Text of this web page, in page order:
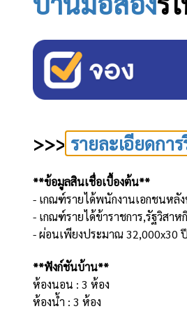
>>> รายละเอียดกา
**ข้อมูลสินเชื่อเบื้องต้น**
- เกณฑ์รายได้พนักงานเอกชนหลั
- เกณฑ์รายได้ข้าราชการ,รัฐวิสา
- ผ่อนเพียงประมาณ 32,000x30
**ฟังก์ชันบ้าน**
ห้องนอน : 3 ห้อง
ห้องน้ำ : 3 ห้อง